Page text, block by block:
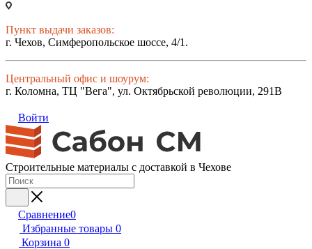
Пункт выдачи заказов:
г. Чехов, Симферопольское шоссе, 4/1.
Центральный офис и шоурум:
г. Коломна, ТЦ "Вега", ул. Октябрьской революции, 291В
Войти
Строительные материалы с доставкой в Чехове
Сравнение0
Избранные товары 0
Корзина 0